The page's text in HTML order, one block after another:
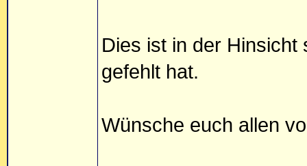
Dies ist in der Hinsicht
gefehlt hat.
Wünsche euch allen